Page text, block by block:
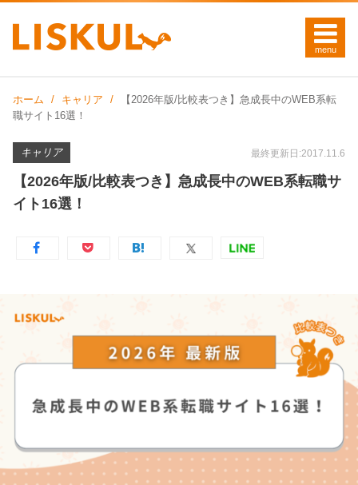
ホーム キャリア
【2026年版/比較表つき】急成長中のWEB系転
職サイト16選！
キャリア 最終更新日:2017.11.6
【2026年版/比較表つき】急成長中のWEB系転職サ
イト16選！